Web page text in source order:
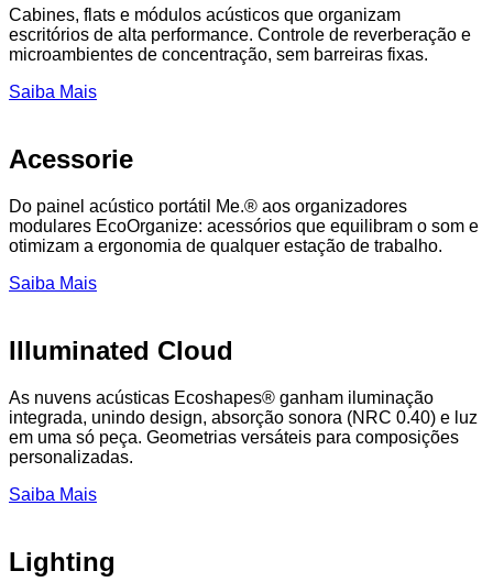
Cabines, flats e módulos acústicos que organizam
escritórios de alta performance. Controle de reverberação e
microambientes de concentração, sem barreiras fixas.
Saiba Mais
Acessorie
Do painel acústico portátil Me.® aos organizadores
modulares EcoOrganize: acessórios que equilibram o som e
otimizam a ergonomia de qualquer estação de trabalho.
Saiba Mais
Illuminated Cloud
As nuvens acústicas Ecoshapes® ganham iluminação
integrada, unindo design, absorção sonora (NRC 0.40) e luz
em uma só peça. Geometrias versáteis para composições
personalizadas.
Saiba Mais
Lighting